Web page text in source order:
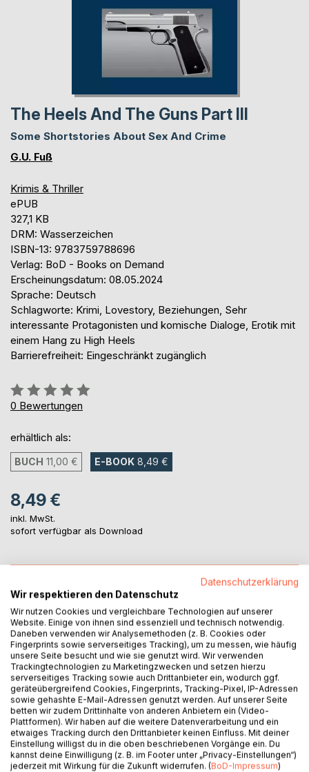
The Heels And The Guns Part III
Some Shortstories About Sex And Crime
G.U. Fuß
Krimis & Thriller
ePUB
327,1 KB
DRM: Wasserzeichen
ISBN-13: 9783759788696
Verlag: BoD - Books on Demand
Erscheinungsdatum: 08.05.2024
Sprache: Deutsch
Schlagworte: Krimi, Lovestory, Beziehungen, Sehr
interessante Protagonisten und komische Dialoge, Erotik mit
einem Hang zu High Heels
Barrierefreiheit: Eingeschränkt zugänglich
Bewertung::
0%
0 Bewertungen
erhältlich als:
BUCH 11,00 € E-BOOK 8,49 €
8,49 €
inkl. MwSt.
sofort verfügbar als Download
Auf die Merkliste
Titel bewerten
BESCHREIBUNG
Datenschutzerklärung
Wir respektieren den Datenschutz
Wir nutzen Cookies und vergleichbare Technologien auf unserer
Website. Einige von ihnen sind essenziell und technisch notwendig.
Daneben verwenden wir Analysemethoden (z. B. Cookies oder
Fingerprints sowie serverseitiges Tracking), um zu messen, wie häufig
unsere Seite besucht und wie sie genutzt wird. Wir verwenden
Trackingtechnologien zu Marketingzwecken und setzen hierzu
serverseitiges Tracking sowie auch Drittanbieter ein, wodurch ggf.
geräteübergreifend Cookies, Fingerprints, Tracking-Pixel, IP-Adressen
sowie gehashte E-Mail-Adressen genutzt werden. Auf unserer Seite
betten wir zudem Drittinhalte von anderen Anbietern ein (Video-
Plattformen). Wir haben auf die weitere Datenverarbeitung und ein
etwaiges Tracking durch den Drittanbieter keinen Einfluss. Mit deiner
Einstellung willigst du in die oben beschriebenen Vorgänge ein. Du
kannst deine Einwilligung (z. B. im Footer unter „Privacy-Einstellungen“)
jederzeit mit Wirkung für die Zukunft widerrufen. (BoD-Impressum)